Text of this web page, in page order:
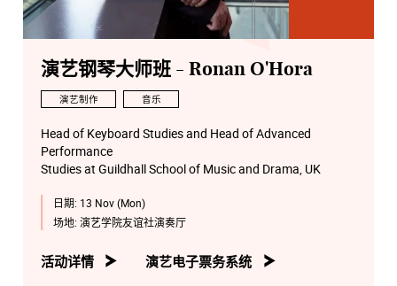
演艺钢琴大师班 - Ronan O'Hora
演艺制作 音乐
Head of Keyboard Studies and Head of Advanced
Performance
Studies at Guildhall School of Music and Drama, UK
日期: 13 Nov (Mon)
场地: 演艺学院友谊社演奏厅
活动详情 演艺电子票务系统